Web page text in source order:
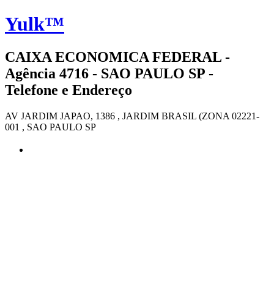
Yulk™
CAIXA ECONOMICA FEDERAL -
Agência 4716 - SAO PAULO SP -
Telefone e Endereço
AV JARDIM JAPAO, 1386 , JARDIM BRASIL (ZONA 02221-
001 , SAO PAULO SP